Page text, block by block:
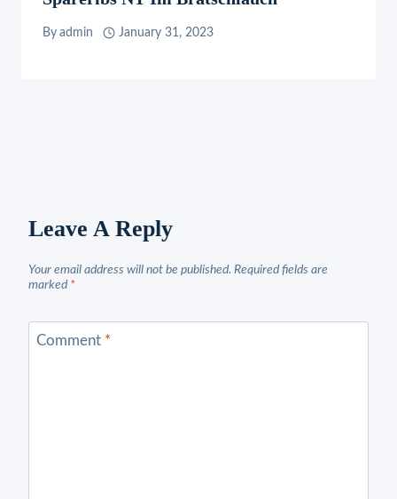
By admin January 31, 2023
Leave A Reply
Your email address will not be published. Required fields are
marked *
Comment *